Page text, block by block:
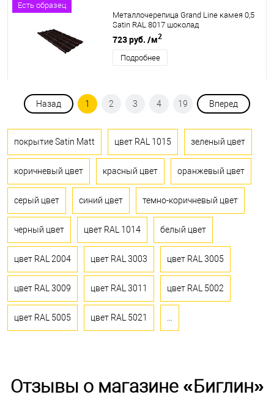
Есть образец
Металлочерепица Grand Line камея 0,5
Satin RAL 8017 шоколад
723 руб. /м2
Подробнее
Назад 1 2 3 4 19 Вперед
покрытие Satin Matt цвет RAL 1015 зеленый цвет
коричневый цвет красный цвет оранжевый цвет
серый цвет синий цвет темно-коричневый цвет
черный цвет цвет RAL 1014 белый цвет
цвет RAL 2004 цвет RAL 3003 цвет RAL 3005
цвет RAL 3009 цвет RAL 3011 цвет RAL 5002
цвет RAL 5005 цвет RAL 5021
Отзывы о магазине «Биглин»